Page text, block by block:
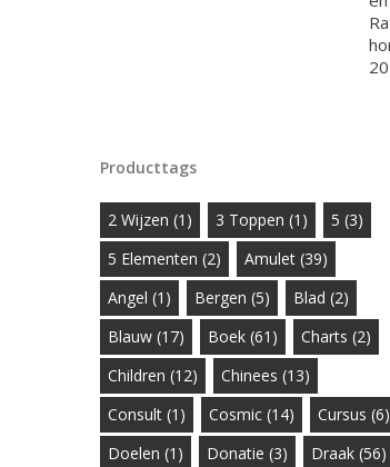
Producttags
2 Wijzen (1) 3 Toppen (1) 5 (3)
5 Elementen (2) Amulet (39)
Angel (1) Bergen (5) Blad (2)
Blauw (17) Boek (61) Charts (2)
Children (12) Chinees (13)
Consult (1) Cosmic (14) Cursus (6)
Doelen (1) Donatie (3) Draak (56)